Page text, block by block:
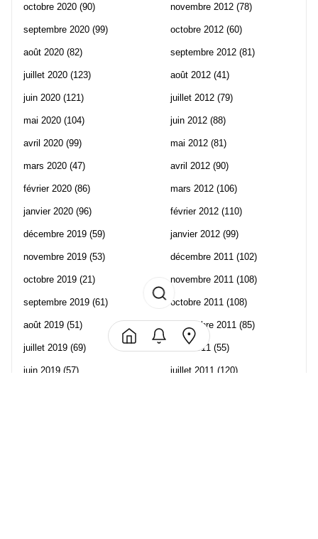
octobre 2020 (90)
septembre 2020 (99)
août 2020 (82)
juillet 2020 (123)
juin 2020 (121)
mai 2020 (104)
avril 2020 (99)
mars 2020 (47)
février 2020 (86)
janvier 2020 (96)
décembre 2019 (59)
novembre 2019 (53)
octobre 2019 (21)
septembre 2019 (61)
août 2019 (51)
juillet 2019 (69)
juin 2019 (57)
novembre 2012 (78)
octobre 2012 (60)
septembre 2012 (81)
août 2012 (41)
juillet 2012 (79)
juin 2012 (88)
mai 2012 (81)
avril 2012 (90)
mars 2012 (106)
février 2012 (110)
janvier 2012 (99)
décembre 2011 (102)
novembre 2011 (108)
octobre 2011 (108)
septembre 2011 (85)
août 2011 (55)
juillet 2011 (120)